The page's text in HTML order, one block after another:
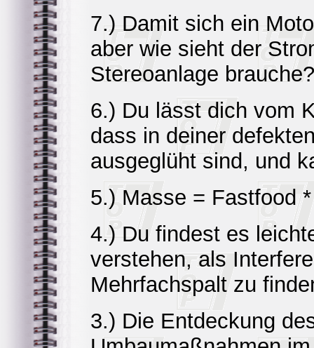
7.) Damit sich ein
aber wie sieht der
Stereoanlage brauche?
6.) Du lässt dich vom
dass in deiner
ausgeglüht sind, und
5.) Masse = Fastfood
4.) Du findest es
verstehen, als
Mehrfachspalt zu
3.) Die Entdeckung